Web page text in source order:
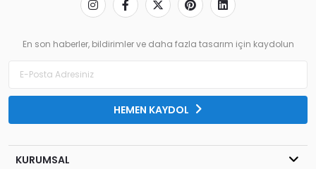
En son haberler, bildirimler ve daha fazla tasarım için kaydolun
HEMEN KAYDOL
KURUMSAL